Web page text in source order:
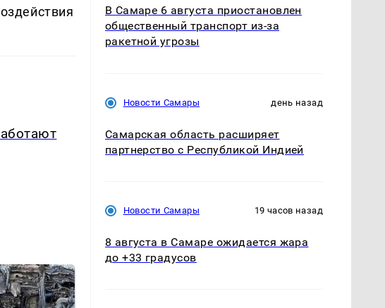
В Самаре 6 августа приостановлен
общественный транспорт из-за
ракетной угрозы
Новости Самары день назад
Самарская область расширяет
партнерство с Республикой Индией
Новости Самары 19 часов назад
8 августа в Самаре ожидается жара
до +33 градусов